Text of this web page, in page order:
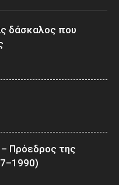
δάσκαλος που
Πρόεδρος της